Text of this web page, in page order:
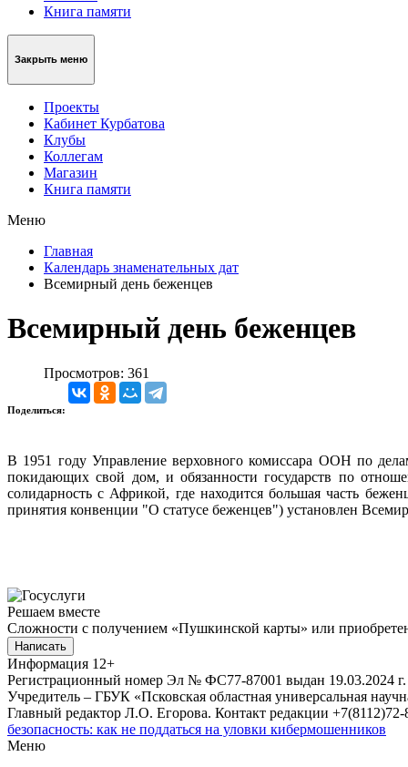
Книга памяти
Закрыть меню
Проекты
Кабинет Курбатова
Клубы
Коллегам
Магазин
Книга памяти
Меню
Главная
Календарь знаменательных дат
Всемирный день беженцев
Всемирный день беженцев
Просмотров: 361
Поделиться:
В 1951 году Управление верховного комиссара ООН по
покидающих свой дом, и обязанности государств по
солидарность с Африкой, где находится большая часть
принятия конвенции "О статусе беженцев") установлен
Решаем вместе
Сложности с получением «Пушкинской карты» или
Написать
Информация 12+
Регистрационный номер Эл № ФС77-87001 выдан 19.03.2024
Учредитель – ГБУК «Псковская областная универсальная
Главный редактор Л.О. Егорова. Контакт редакции
безопасность: как не поддаться на уловки кибермошенников
Меню